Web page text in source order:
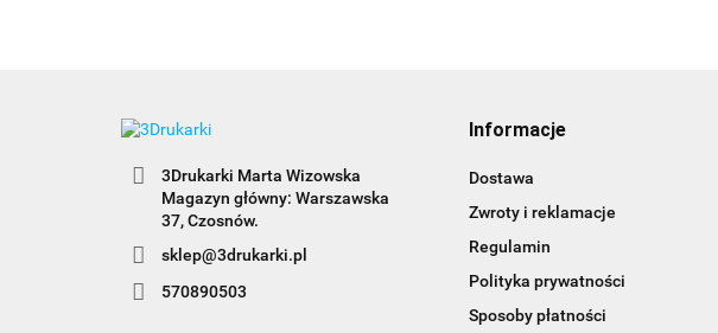
3Drukarki Marta Wizowska
Magazyn główny: Warszawska
sklep@3drukarki.pl
570890503
Informacje
Dostawa
Zwroty i reklamacje
Regulamin
Polityka prywatności
Sposoby płatności